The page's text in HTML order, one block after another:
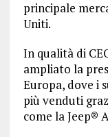
principale
Uniti.
In qualità di
ampliato la
Europa, dove i
più venduti
come la Jeep®